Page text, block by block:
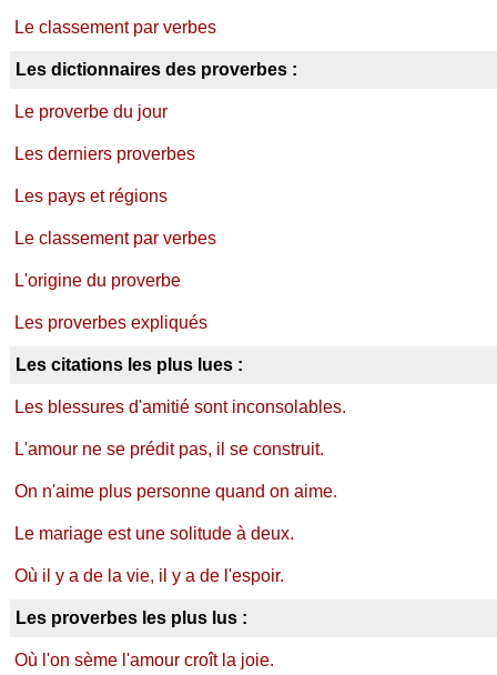
Le classement par verbes
Les dictionnaires des proverbes :
Le proverbe du jour
Les derniers proverbes
Les pays et régions
Le classement par verbes
L'origine du proverbe
Les proverbes expliqués
Les citations les plus lues :
Les blessures d'amitié sont inconsolables.
L'amour ne se prédit pas, il se construit.
On n'aime plus personne quand on aime.
Le mariage est une solitude à deux.
Où il y a de la vie, il y a de l'espoir.
Les proverbes les plus lus :
Où l'on sème l'amour croît la joie.